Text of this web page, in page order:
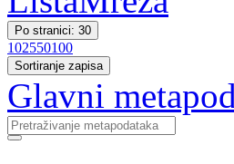
Po stranici: 30
102550100
Sortiranje zapisa
Glavni